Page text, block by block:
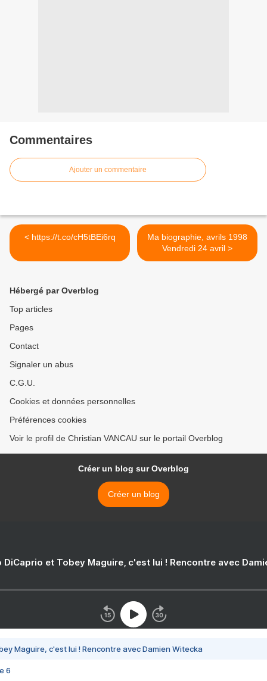
Commentaires
Ajouter un commentaire
< https://t.co/cH5tBEi6rq
Ma biographie, avrils 1998
Vendredi 24 avril >
Hébergé par Overblog
Top articles
Pages
Contact
Signaler un abus
C.G.U.
Cookies et données personnelles
Préférences cookies
Voir le profil de Christian VANCAU sur le portail Overblog
Créer un blog sur Overblog
Créer un blog
DiCaprio et Tobey Maguire, c'est lui ! Rencontre avec
Maguire, c'est lui ! Rencontre avec Damien Witecka
6